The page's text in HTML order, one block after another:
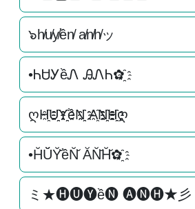
๖h̸u̸y̸ền̸ a̸n̸h̸ッ
•ᏂᏌᎩềᏁ ᎯᏁᏂ✿҈
ღH҈U҈҈Y҈҈ềN҈҈ A҈N҈҈H҈҈ღ
•H̆Ŭ̆Y̆̆ềN̆̆ ĂN̆̆H̆̆✿҈
ミ★🅗🅤🅨ề🅝 🅐🅝🅗★彡